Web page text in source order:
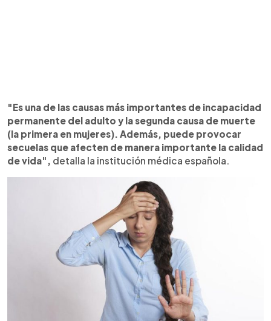
"Es una de las causas más importantes de incapacidad
permanente del adulto y la segunda causa de muerte
(la primera en mujeres). Además, puede provocar
secuelas que afecten de manera importante la calidad
de vida", detalla la institución médica española.